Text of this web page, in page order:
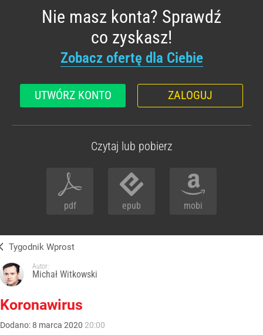
Nie masz konta? Sprawdź
co zyskasz!
Zobacz ofertę dla Ciebie
UTWÓRZ KONTO ZALOGUJ
Czytaj lub pobierz
pdf epub mobi
Tygodnik Wprost
Autor:
Michał Witkowski
Koronawirus
Dodano:8 marca 2020 20:00